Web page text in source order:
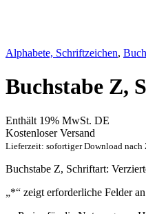
Alphabete, Schriftzeichen,
Buchstabe Z,
Enthält 19% MwSt. DE
Kostenloser Versand
Lieferzeit: sofortiger Download nach
Buchstabe Z, Schriftart:
„*“ zeigt erforderliche Felder an